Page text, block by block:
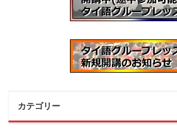
カテゴリー